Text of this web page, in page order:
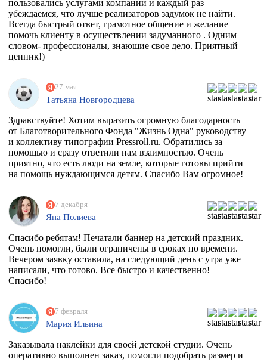
пользовались услугами компании и каждый раз
убеждаемся, что лучше реализаторов задумок не найти.
Всегда быстрый ответ, грамотное общение и желание
помочь клиенту в осуществлении задуманного . Одним
словом- профессионалы, знающие свое дело. Приятный
ценник!)
27 мая
Татьяна Новгородцева
Здравствуйте! Хотим выразить огромную благодарность
от Благотворительного Фонда "Жизнь Одна" руководству
и коллективу типографии Pressroll.ru. Обратились за
помощью и сразу ответили нам взаимностью. Очень
приятно, что есть люди на земле, которые готовы прийти
на помощь нуждающимся детям. Спасибо Вам огромное!
7 декабря
Яна Полиева
Спасибо ребятам! Печатали баннер на детский праздник.
Очень помогли, были ограничены в сроках по времени.
Вечером заявку оставила, на следующий день с утра уже
написали, что готово. Все быстро и качественно!
Спасибо!
7 февраля
Мария Ильина
Заказывала наклейки для своей детской студии. Очень
оперативно выполнен заказ, помогли подобрать размер и